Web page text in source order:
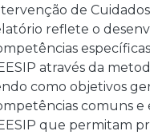
de Cuidados
reflete o
específicas
através da
como objetivos
comuns e
que permitam